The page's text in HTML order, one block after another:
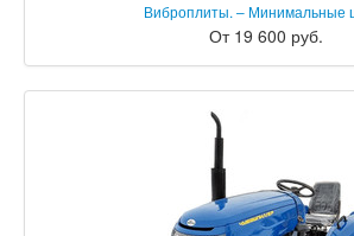
Виброплиты. – Минимальные
От 19 600 руб.